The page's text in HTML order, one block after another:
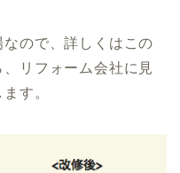
ので、詳しくはこの
リフォーム会社に見
す。